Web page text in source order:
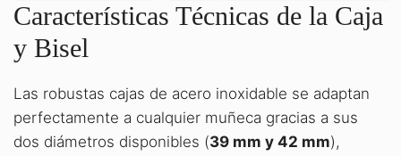
Características Técnicas de la Caja
y Bisel
Las robustas cajas de acero inoxidable se adaptan
perfectamente a cualquier muñeca gracias a sus
dos diámetros disponibles (39 mm y 42 mm),